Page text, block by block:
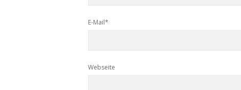
E-Mail*
Webseite